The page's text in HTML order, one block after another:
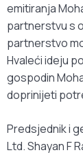
emitiranja
partnerstvu s
partnerstvo
Hvaleći ideju
gospodin
doprinijeti
Predsjednik i
Ltd. Shayan F